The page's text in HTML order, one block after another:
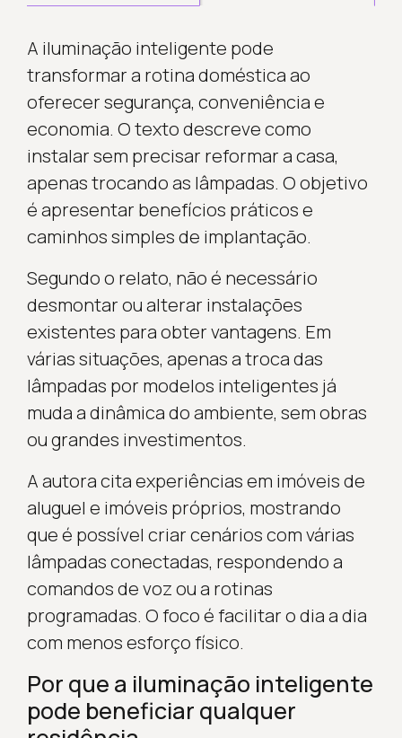
A iluminação inteligente pode
transformar a rotina doméstica ao
oferecer segurança, conveniência e
economia. O texto descreve como
instalar sem precisar reformar a casa,
apenas trocando as lâmpadas. O objetivo
é apresentar benefícios práticos e
caminhos simples de implantação.
Segundo o relato, não é necessário
desmontar ou alterar instalações
existentes para obter vantagens. Em
várias situações, apenas a troca das
lâmpadas por modelos inteligentes já
muda a dinâmica do ambiente, sem obras
ou grandes investimentos.
A autora cita experiências em imóveis de
aluguel e imóveis próprios, mostrando
que é possível criar cenários com várias
lâmpadas conectadas, respondendo a
comandos de voz ou a rotinas
programadas. O foco é facilitar o dia a dia
com menos esforço físico.
Por que a iluminação inteligente
pode beneficiar qualquer